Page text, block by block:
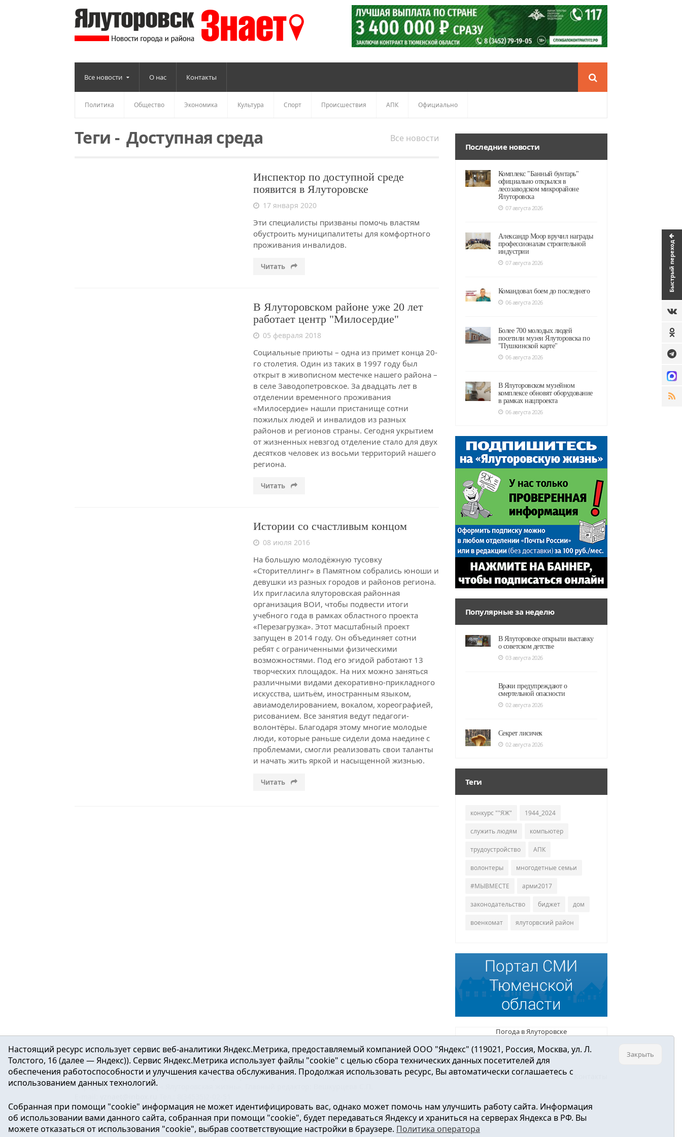
Быстрый переход
Все новости О нас Контакты
Политика Общество Экономика Культура Спорт Происшествия АПК Официально
Все новости
Теги -Доступная среда
Инспектор по доступной среде
появится в Ялуторовске
17 января 2020
Эти специалисты призваны помочь властям
обустроить муниципалитеты для комфортного
проживания инвалидов.
Читать
В Ялуторовском районе уже 20 лет
работает центр "Милосердие"
05 февраля 2018
Социальные приюты – одна из примет конца 20-
го столетия. Один из таких в 1997 году был
открыт в живописном местечке нашего района –
в селе Заводопетровское. За двадцать лет в
отделении временного проживания
«Милосердие» нашли пристанище сотни
пожилых людей и инвалидов из разных
районов и регионов страны. Сегодня укрытием
от жизненных невзгод отделение стало для двух
десятков человек из восьми территорий нашего
региона.
Читать
Истории со счастливым концом
08 июля 2016
На большую молодёжную тусовку
«Сторителлинг» в Памятном собрались юноши и
девушки из разных городов и районов региона.
Их пригласила ялуторовская районная
организация ВОИ, чтобы подвести итоги
учебного года в рамках областного проекта
«Перезагрузка». Этот масштабный проект
запущен в 2014 году. Он объединяет сотни
ребят с ограниченными физическими
возможностями. Под его эгидой работают 13
творческих площадок. На них можно заняться
различными видами декоративно-прикладного
искусства, шитьём, иностранным языком,
авиамоделированием, вокалом, хореографией,
рисованием. Все занятия ведут педагоги-
волонтёры. Благодаря этому многие молодые
люди, которые раньше сидели дома наедине с
проблемами, смогли реализовать свои таланты
и начать жить яркой и насыщенной жизнью.
Читать
Последние новости
Комплекс "Банный бунтарь"
официально открылся в
лесозаводском микрорайоне
Ялуторовска
07 августа 2026
Александр Моор вручил награды
профессионалам строительной
индустрии
07 августа 2026
Командовал боем до последнего
06 августа 2026
Более 700 молодых людей
посетили музеи Ялуторовска по
"Пушкинской карте"
06 августа 2026
В Ялуторовском музейном
комплексе обновят оборудование
в рамках нацпроекта
06 августа 2026
Популярные за неделю
В Ялуторовске открыли выставку
о советском детстве
03 августа 2026
Врачи предупреждают о
смертельной опасности
02 августа 2026
Секрет лисичек
02 августа 2026
Теги
конкурс ""ЯЖ" 1944_2024
служить людям компьютер
трудоустройство АПК
волонтеры многодетные семьи
#МЫВМЕСТЕ арми2017
законодательство биджет дом
военкомат ялуторвский район
Погода в Ялуторовске
Главная Новости О нас
16+ ©Ялуторовск знает / Новости города и района2016-2023
Учредитель: АНО «ИИЦ « Ялуторовская жизнь». Главный редактор: Вешкурцева С.П.
Регистрационный номер ЭЛ № ФС 77-64937 от 24.02.2016г. выдан Федеральной службой по надзору в сфере связи, информационных технологий и
массовых коммуникаций.
Политика оператора
Настоящий ресурс использует сервис веб-аналитики Яндекс.Метрика, предоставляемый компанией ООО "Яндекс" (119021, Россия, Москва, ул. Л.
Толстого, 16 (далее — Яндекс)). Сервис Яндекс.Метрика использует файлы "cookie" с целью сбора технических данных посетителей для
обеспечения работоспособности и улучшения качества обслуживания. Продолжая использовать ресурс, Вы автоматически соглашаетесь с
использованием данных технологий.
Собранная при помощи "cookie" информация не может идентифицировать вас, однако может помочь нам улучшить работу сайта. Информация
об использовании вами данного сайта, собранная при помощи "cookie", будет передаваться Яндексу и храниться на серверах Яндекса в РФ. Вы
можете отказаться от использования "cookie", выбрав соответствующие настройки в браузере. Политика оператора
Закрыть